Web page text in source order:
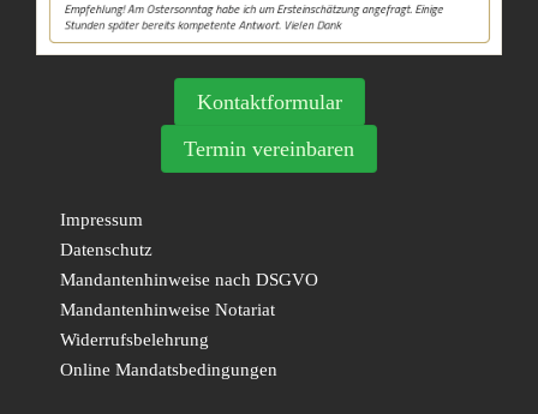
Kontaktformular
Termin vereinbaren
Impressum
Datenschutz
Mandantenhinweise nach DSGVO
Mandantenhinweise Notariat
Widerrufsbelehrung
Online Mandatsbedingungen